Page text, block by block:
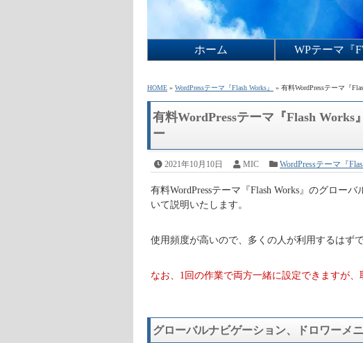
ホーム
WPテーマ『
Works』
HOME » WordPressテーマ『Flash Works』 » 有料WordPressテーマ『
有料WordPressテーマ『Flash
ー
2021年10月10日 MIC WordPressテーマ『
有料WordPressテーマ『Flash Works』のグロー
いて説明いたします。
使用頻度が高いので、多くの人が利用するはずで
なお、1回の作業で両方一緒に設定できますが
グローバルナビゲーション、ドロワーメ